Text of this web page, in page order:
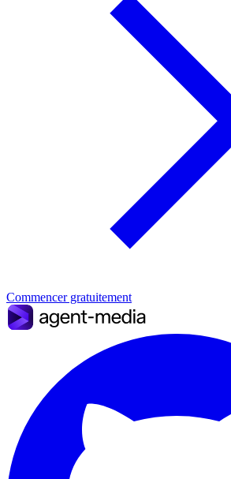
Commencer gratuitement